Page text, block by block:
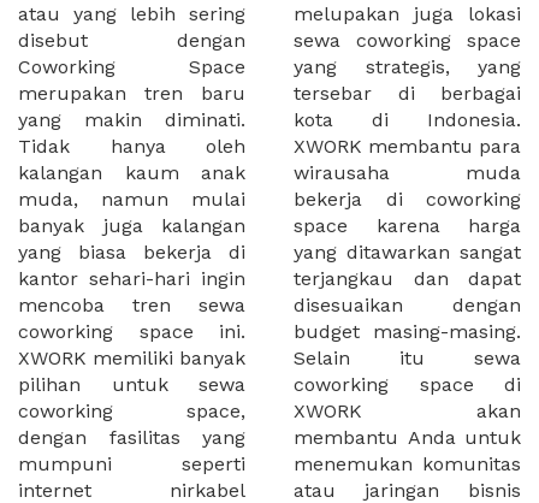
atau yang lebih sering
disebut dengan
Coworking Space
merupakan tren baru
yang makin diminati.
Tidak hanya oleh
kalangan kaum anak
muda, namun mulai
banyak juga kalangan
yang biasa bekerja di
kantor sehari-hari ingin
mencoba tren sewa
coworking space ini.
XWORK memiliki banyak
pilihan untuk sewa
coworking space,
dengan fasilitas yang
mumpuni seperti
internet nirkabel
melupakan juga lokasi
sewa coworking space
yang strategis, yang
tersebar di berbagai
kota di Indonesia.
XWORK membantu para
wirausaha muda
bekerja di coworking
space karena harga
yang ditawarkan sangat
terjangkau dan dapat
disesuaikan dengan
budget masing-masing.
Selain itu sewa
coworking space di
XWORK akan
membantu Anda untuk
menemukan komunitas
atau jaringan bisnis